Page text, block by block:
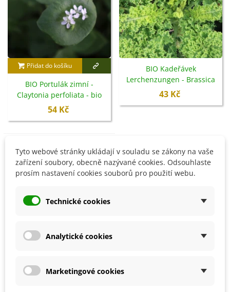
Přidat do košíku
BIO Portulák zimní -
Claytonia perfoliata - bio
semena - 100 ks
54 Kč
BIO Kadeřávek
Lerchenzungen - Brassica
oleracea L. - bio semena -
43 Kč
Není skladem
BIO Lebeda zahradní -
Tyto webové stránky ukládají v souladu se zákony na vaše
zařízení soubory, obecně nazývané cookies. Odsouhlaste
prosím nastavení cookies souborů pro použití webu.
Technické cookies
Analytické cookies
Marketingové cookies